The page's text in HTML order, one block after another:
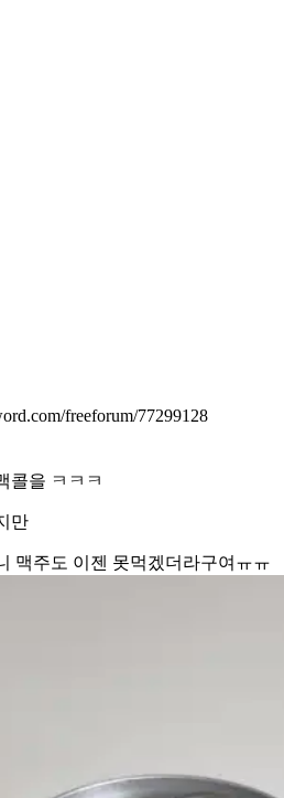
freeforum/77299128
콜을 ㅋㅋㅋ
만
맥주도 이젠 못먹겠더라구여ㅠㅠ